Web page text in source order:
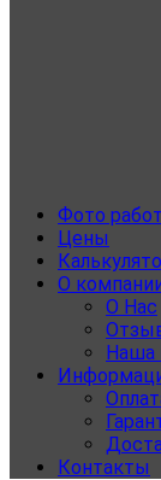
Фото работ
Цены
О
О Нас
Наша
Контакты